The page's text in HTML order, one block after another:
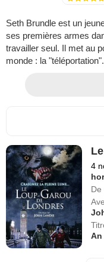
Seth Brundle est un
ses premières armes
travailler seul. Il met au
monde : la
4
De
An